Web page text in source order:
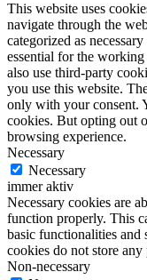
This website uses
navigate through the
categorized as
essential for the
also use third-party
you use this website.
only with your consent.
cookies. But opting out
browsing experience.
Necessary
Necessary
immer aktiv
Necessary cookies are
function properly. This
basic functionalities and
cookies do not store
Non-necessary